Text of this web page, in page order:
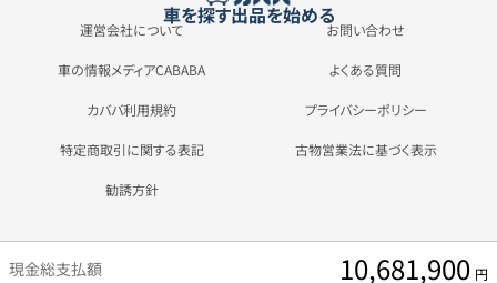
現金総支払額 10,681,900 円
車を探す出品を始める
運営会社について お問い合わせ
車の情報メディアCABABA よくある質問
カババ利用規約 プライバシーポリシー
特定商取引に関する表記 古物営業法に基づく表示
勧誘方針